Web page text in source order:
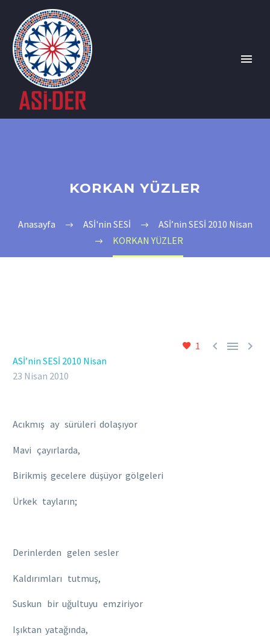
KORKAN YÜZLER
Anasayfa ASİ'nin SESİ
ASİ’nin SESİ 2010 Nisan
KORKAN YÜZLER
1   
ASİ’nin SESİ 2010 Nisan
23 Nisan 2010
Acıkmış ay sürüleri dolaşıyor
Mavi çayırlarda,
Birikmiş gecelere düşüyor gölgeleri
Ürkek tayların;
Derinlerden gelen sesler
Kaldırımları tutmuş,
Suskun bir uğultuyu emziriyor
Işıktan yatağında,